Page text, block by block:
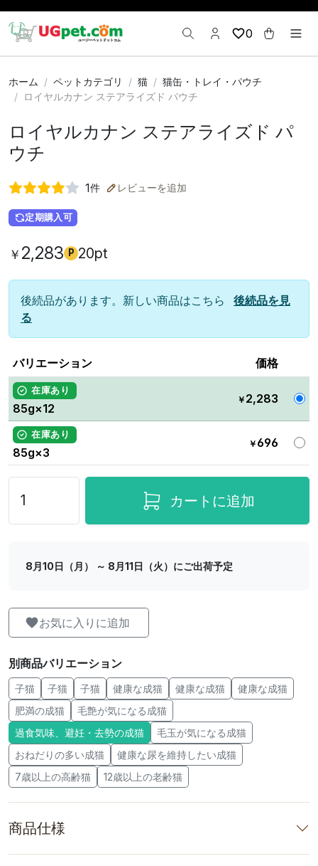
0
ホーム ペットカテゴリ 猫
猫缶・トレイ・パウチ
ロイヤルカナン ステアライズド パウチ
ロイヤルカナン ステアライズド パ
ウチ
1件 レビューを追加
定期購入可
￥ 2,283 P 20pt
後続品があります。新しい商品はこちら
後続品を見
る
バリエーション 価格
在庫あり
85g×12
￥ 2,283
在庫あり
85g×3
￥ 696
カートに追加
8月10日（月） ～ 8月11日（火）にご出荷予定
お気に入りに追加
別商品バリエーション
子猫 子猫 子猫 健康な成猫 健康な成猫
健康な成猫
肥満の成猫
毛艶が気になる成猫
過食気味、避妊・去勢の成猫
毛玉が気になる成猫
おねだりの多い成猫
健康な尿を維持したい成猫
7歳以上の高齢猫
12歳以上の老齢猫
商品仕様